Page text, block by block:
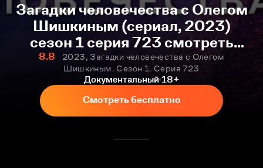
Загадки человечества с Олегом
Шишкиным (сериал, 2023)
сезон 1 серия 723 смотреть
онлайн бесплатно
8.8
2023, Загадки человечества с Олегом
Шишкиным. Сезон 1. Серия 723
Документальный 18+
Смотреть бесплатно